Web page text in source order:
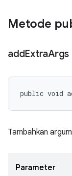
Metode
addExtraArgs
public void
Tambahkan
Parameter